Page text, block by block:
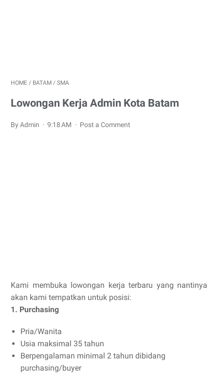
HOME / BATAM / SMA
Lowongan Kerja Admin Kota Batam
By Admin 9:18 AM Post a Comment
Kami membuka lowongan kerja terbaru yang nantinya
akan kami tempatkan untuk posisi:
1. Purchasing
Pria/Wanita
Usia maksimal 35 tahun
Berpengalaman minimal 2 tahun dibidang
purchasing/buyer